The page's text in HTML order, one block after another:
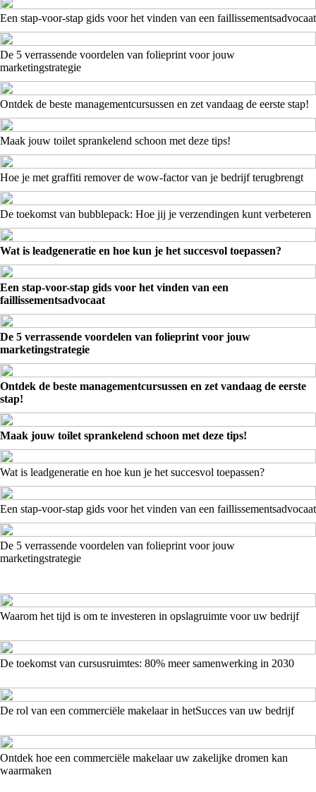
Een stap-voor-stap gids voor het vinden van een faillissementsadvocaat
De 5 verrassende voordelen van folieprint voor jouw
marketingstrategie
Ontdek de beste managementcursussen en zet vandaag de eerste stap!
Maak jouw toilet sprankelend schoon met deze tips!
Hoe je met graffiti remover de wow-factor van je bedrijf terugbrengt
De toekomst van bubblepack: Hoe jij je verzendingen kunt verbeteren
Wat is leadgeneratie en hoe kun je het succesvol toepassen?
Een stap-voor-stap gids voor het vinden van een
faillissementsadvocaat
De 5 verrassende voordelen van folieprint voor jouw
marketingstrategie
Ontdek de beste managementcursussen en zet vandaag de eerste
stap!
Maak jouw toilet sprankelend schoon met deze tips!
Wat is leadgeneratie en hoe kun je het succesvol toepassen?
Een stap-voor-stap gids voor het vinden van een faillissementsadvocaat
De 5 verrassende voordelen van folieprint voor jouw
marketingstrategie
Waarom het tijd is om te investeren in opslagruimte voor uw bedrijf
De toekomst van cursusruimtes: 80% meer samenwerking in 2030
De rol van een commerciële makelaar in hetSucces van uw bedrijf
Ontdek hoe een commerciële makelaar uw zakelijke dromen kan
waarmaken